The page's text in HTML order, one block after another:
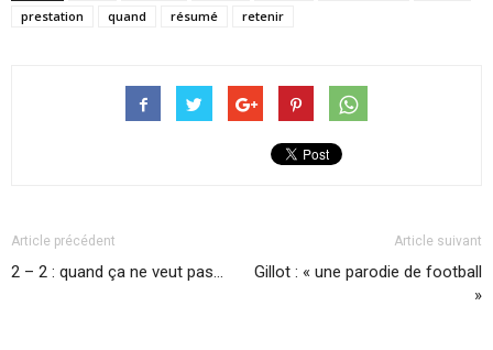
prestation
quand résumé retenir
Article précédent
2 – 2 : quand ça ne veut pas…
Article suivant
Gillot : « une parodie de football
»